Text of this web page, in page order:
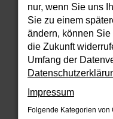
FEHLER:
Beim Laden ist
Hier sind ein paar
Überprüfe
Laden andere
deine
nur, wenn Sie uns
Sie zu einem
ändern, können
die Zukunft
Umfang der
Impressum
Folgende Kategorien